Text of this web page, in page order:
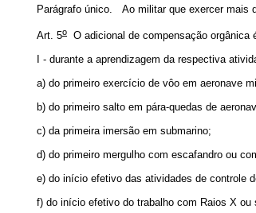
Parágrafo único. Ao militar que exercer mais
Art. 5o
O adicional de compensação orgânica
I - durante a aprendizagem da respectiva
a) do primeiro exercício de vôo em aeronave
b) do primeiro salto em pára-quedas de
c) da primeira imersão em submarino;
d) do primeiro mergulho com escafandro ou
e) do início efetivo das atividades de controle
f) do início efetivo do trabalho com Raios X ou